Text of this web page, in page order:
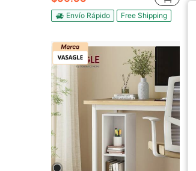
Envío Rápido Free Shipping